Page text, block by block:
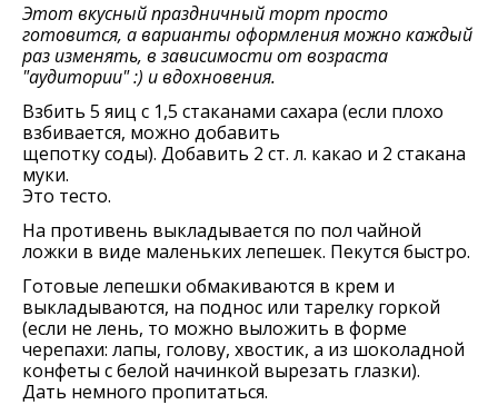
Этот вкусный праздничный торт просто
готовится, а варианты оформления можно каждый
раз изменять, в зависимости от возраста
"аудитории" :) и вдохновения.
Взбить 5 яиц с 1,5 стаканами сахара (если плохо
взбивается, можно добавить
щепотку соды). Добавить 2 ст. л. какао и 2 стакана
муки.
Это тесто.
На противень выкладывается по пол чайной
ложки в виде маленьких лепешек. Пекутся быстро.
Готовые лепешки обмакиваются в крем и
выкладываются, на поднос или тарелку горкой
(если не лень, то можно выложить в форме
черепахи: лапы, голову, хвостик, а из шоколадной
конфеты с белой начинкой вырезать глазки).
Дать немного пропитаться.